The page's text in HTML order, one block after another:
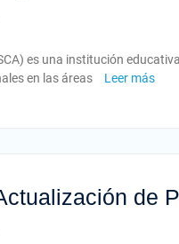
es una institución
en las áreas
Leer más
de